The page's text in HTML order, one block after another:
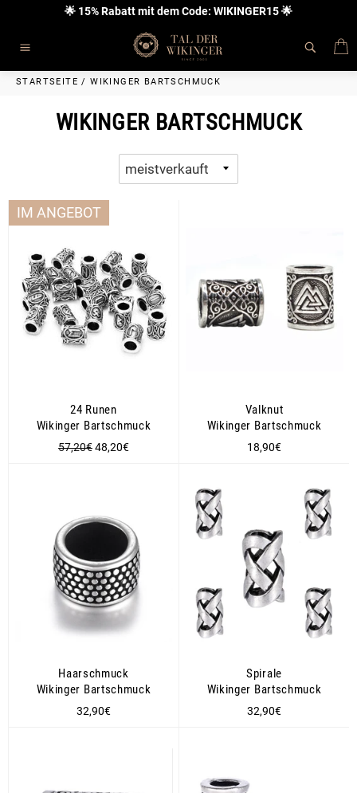
Inhalt
🌟 15% Rabatt mit dem Code: WIKINGER15 🌟
STARTSEITE / WIKINGER BARTSCHMUCK
WIKINGER BARTSCHMUCK
24 Runen
Wikinger Bartschmuck
Normaler
57,20€Sonderpreis
48,20€
IM ANGEBOT
Valknut
Wikinger Bartschmuck
Normaler
18,90€
Haarschmuck
Wikinger Bartschmuck
Normaler
32,90€
Spirale
Wikinger Bartschmuck
Normaler
32,90€